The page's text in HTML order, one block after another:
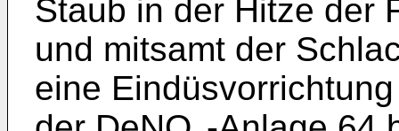
Staub in der Hitze der
und mitsamt der
eine